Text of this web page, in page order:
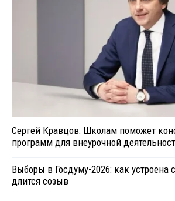
Сергей Кравцов: Школам поможет
программ для внеурочной
Выборы в Госдуму-2026: как устроена
длится созыв